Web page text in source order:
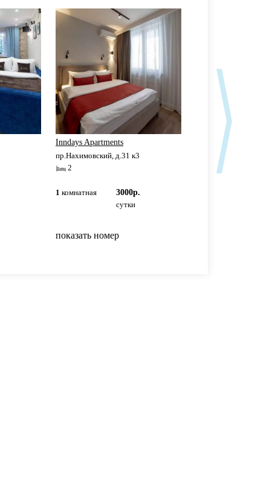
Inndays Apartments
пр.Нахимовский, д.31 к3
2
1 комнатная
3000р.
сутки
показать номер
Inndays Apartments
пр.Нахимовский, д.31